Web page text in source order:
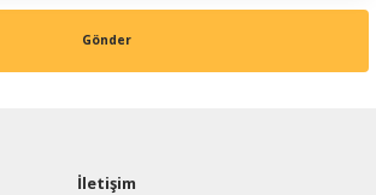
Gönder
İletişim